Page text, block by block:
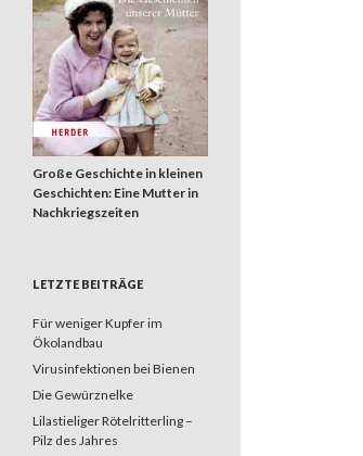
Große Geschichte in kleinen
Geschichten: Eine Mutter in
Nachkriegszeiten
LETZTE BEITRÄGE
Für weniger Kupfer im
Ökolandbau
Virusinfektionen bei Bienen
Die Gewürznelke
Lilastieliger Rötelritterling –
Pilz des Jahres